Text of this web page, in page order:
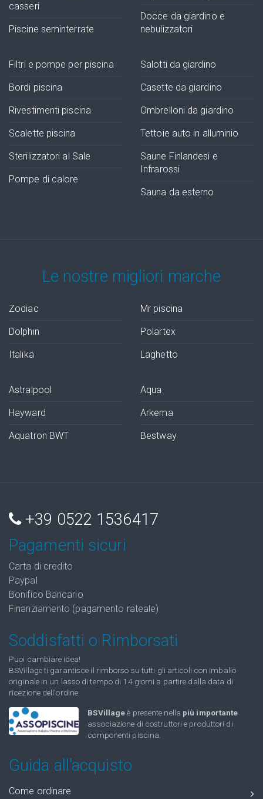
casseri
Piscine seminterrate
Docce da giardino e
nebulizzatori
Filtri e pompe per piscina
Bordi piscina
Rivestimenti piscina
Scalette piscina
Sterilizzatori al Sale
Pompe di calore
Salotti da giardino
Casette da giardino
Ombrelloni da giardino
Tettoie auto in alluminio
Saune Finlandesi e
Infrarossi
Sauna da esterno
Le nostre migliori marche
Zodiac
Dolphin
Italika
Mr piscina
Polartex
Laghetto
Astralpool
Hayward
Aquatron BWT
Aqua
Arkema
Bestway
+39 0522 1536417
Pagamenti sicuri
Carta di credito
Paypal
Bonifico Bancario
Finanziamento (pagamento rateale)
Soddisfatti o Rimborsati
Puoi cambiare idea!
BSVillage ti garantisce il rimborso su tutti gli articoli con imballo
originale in un lasso di tempo di 14 giorni a partire dalla data di
ricezione dell'ordine.
BSVillageè presente nella più importante
associazione di costruttori e produttori di
componenti piscina.
Guida all'acquisto
Come ordinare